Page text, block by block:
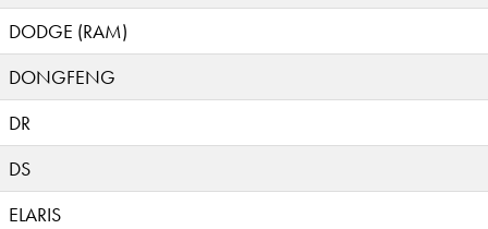
DODGE (RAM)
DONGFENG
DR
DS
ELARIS